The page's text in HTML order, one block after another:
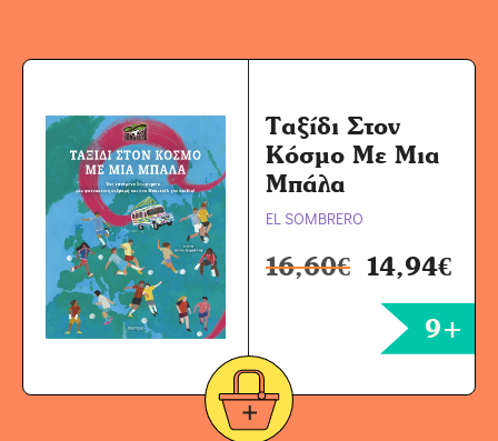
Ταξίδι Στον
Κόσμο Με Μια
Μπάλα
EL SOMBRERO
16,60€ 14,94€
9+